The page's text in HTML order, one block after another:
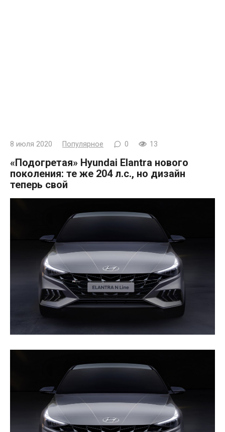
8 июля 2020 Популярное 0 13
«Подогретая» Hyundai Elantra нового
поколения: те же 204 л.с., но дизайн
теперь свой